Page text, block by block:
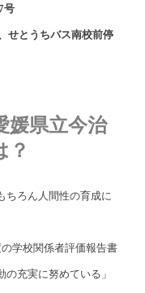
号
せとうちバス南校前停
媛県立今治
？
ちろん人間性の育成に
学校関係者評価報告書
充実に努めている」